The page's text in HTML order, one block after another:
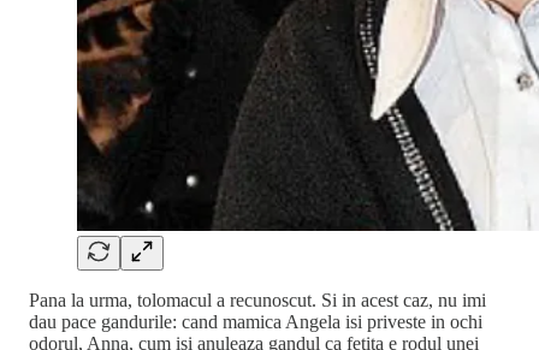
Pana la urma, tolomacul a recunoscut. Si in acest caz, nu imi
dau pace gandurile: cand mamica Angela isi priveste in ochi
odorul, Anna, cum isi anuleaza gandul ca fetita e rodul unei